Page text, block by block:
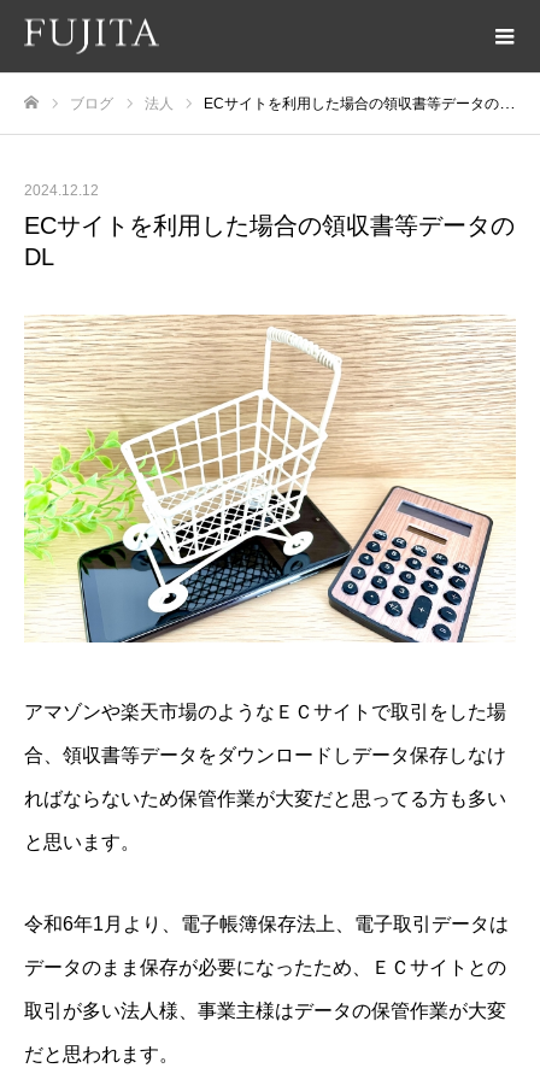
ブログ 法人 ECサイトを利用した場合の領収書等データのDL
2024.12.12
ECサイトを利用した場合の領収書等データの
DL
アマゾンや楽天市場のようなＥＣサイトで取引をした場
合、領収書等データをダウンロードしデータ保存しなけ
ればならないため保管作業が大変だと思ってる方も多い
と思います。
令和6年1月より、電子帳簿保存法上、電子取引データは
データのまま保存が必要になったため、ＥＣサイトとの
取引が多い法人様、事業主様はデータの保管作業が大変
だと思われます。